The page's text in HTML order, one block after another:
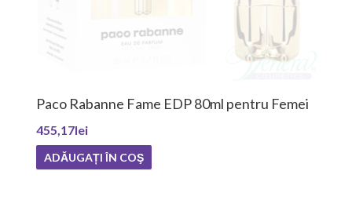
Fame EDP 80ml pentru Femei
Paco